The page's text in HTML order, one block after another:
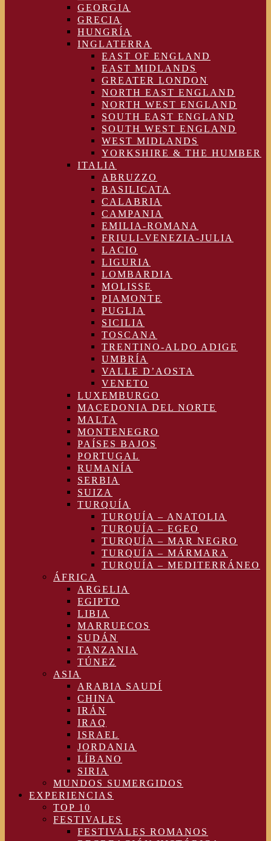
GEORGIA
GRECIA
HUNGRÍA
INGLATERRA
EAST OF ENGLAND
EAST MIDLANDS
GREATER LONDON
NORTH EAST ENGLAND
NORTH WEST ENGLAND
SOUTH EAST ENGLAND
SOUTH WEST ENGLAND
WEST MIDLANDS
YORKSHIRE & THE HUMBER
ITALIA
ABRUZZO
BASILICATA
CALABRIA
CAMPANIA
EMILIA-ROMANA
FRIULI-VENEZIA-JULIA
LACIO
LIGURIA
LOMBARDIA
MOLISSE
PIAMONTE
PUGLIA
SICILIA
TOSCANA
TRENTINO-ALDO ADIGE
UMBRÍA
VALLE D’AOSTA
VENETO
LUXEMBURGO
MACEDONIA DEL NORTE
MALTA
MONTENEGRO
PAÍSES BAJOS
PORTUGAL
RUMANÍA
SERBIA
SUIZA
TURQUÍA
TURQUÍA – ANATOLIA
TURQUÍA – EGEO
TURQUÍA – MAR NEGRO
TURQUÍA – MÁRMARA
TURQUÍA – MEDITERRÁNEO
ÁFRICA
ARGELIA
EGIPTO
LIBIA
MARRUECOS
SUDÁN
TANZANIA
TÚNEZ
ASIA
ARABIA SAUDÍ
CHINA
IRÁN
IRAQ
ISRAEL
JORDANIA
LÍBANO
SIRIA
MUNDOS SUMERGIDOS
EXPERIENCIAS
TOP 10
FESTIVALES
FESTIVALES ROMANOS